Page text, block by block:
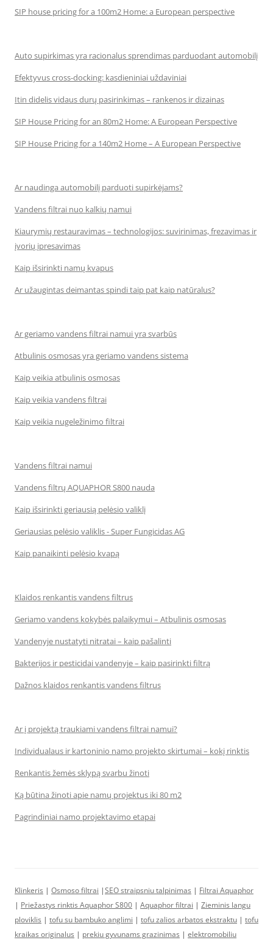
SIP house pricing for a 100m2 Home: a European perspective
Auto supirkimas yra racionalus sprendimas parduodant automobilį
Efektyvus cross-docking: kasdieniniai uždaviniai
Itin didelis vidaus durų pasirinkimas – rankenos ir dizainas
SIP House Pricing for an 80m2 Home: A European Perspective
SIP House Pricing for a 140m2 Home – A European Perspective
Ar naudinga automobilį parduoti supirkėjams?
Vandens filtrai nuo kalkių namui
Kiaurymių restauravimas – technologijos: suvirinimas, frezavimas ir
įvorių įpresavimas
Kaip išsirinkti namų kvapus
Ar užaugintas deimantas spindi taip pat kaip natūralus?
Ar geriamo vandens filtrai namui yra svarbūs
Atbulinis osmosas yra geriamo vandens sistema
Kaip veikia atbulinis osmosas
Kaip veikia vandens filtrai
Kaip veikia nugeležinimo filtrai
Vandens filtrai namui
Vandens filtrų AQUAPHOR S800 nauda
Kaip išsirinkti geriausią pelėsio valiklį
Geriausias pelėsio valiklis - Super Fungicidas AG
Kaip panaikinti pelėsio kvapą
Klaidos renkantis vandens filtrus
Geriamo vandens kokybės palaikymui – Atbulinis osmosas
Vandenyje nustatyti nitratai – kaip pašalinti
Bakterijos ir pesticidai vandenyje – kaip pasirinkti filtrą
Dažnos klaidos renkantis vandens filtrus
Ar į projektą traukiami vandens filtrai namui?
Individualaus ir kartoninio namo projekto skirtumai – kokį rinktis
Renkantis žemės sklypą svarbu žinoti
Ką būtina žinoti apie namų projektus iki 80 m2
Pagrindiniai namo projektavimo etapai
Klinkeris | Osmoso filtrai |SEO straipsniu talpinimas | Filtrai Aquaphor
| Priežastys rinktis Aquaphor S800 | Aquaphor filtrai | Zieminis langu
ploviklis | tofu su bambuko anglimi | tofu zalios arbatos ekstraktu | tofu
kraikas originalus | prekiu gyvunams grazinimas | elektromobiliu